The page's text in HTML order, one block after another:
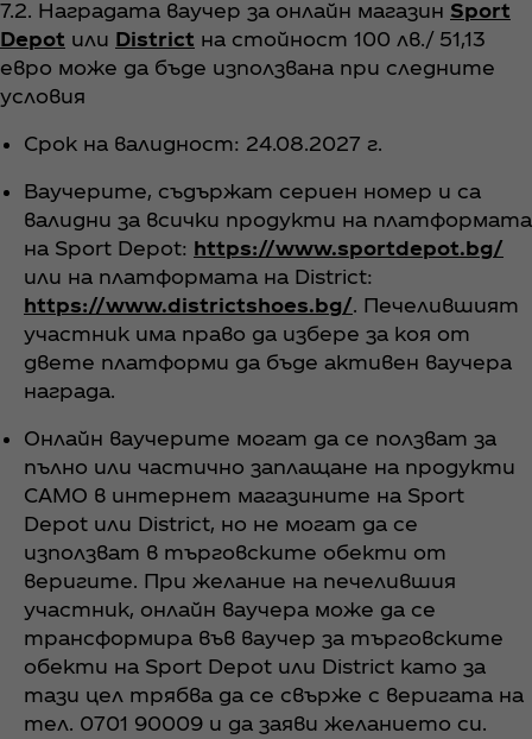
7.2. Наградата ваучер за онлайн магазин Sport
Depot или District на стойност 100 лв./ 51,13
евро може да бъде използвана при следните
условия
Срок на валидност: 24.08.2027 г.
Ваучерите, съдържат сериен номер и са
валидни за всички продукти на платформата
на Sport Depot: https://www.sportdepot.bg/
или на платформата на District:
https://www.districtshoes.bg/. Печелившият
участник има право да избере за коя от
двете платформи да бъде активен ваучера
награда.
Онлайн ваучерите могат да се ползват за
пълно или частично заплащане на продукти
САМО в интернет магазините на Sport
Depot или District, но не могат да се
използват в търговските обекти от
веригите. При желание на печелившия
участник, онлайн ваучера може да се
трансформира във ваучер за търговските
обекти на Sport Depot или District като за
тази цел трябва да се свърже с веригата на
тел. 0701 90009 и да заяви желанието си.